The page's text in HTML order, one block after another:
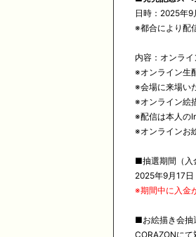
日時：2025年
※都合により配
内容：オンラ
※オンライン生
※会場に来場い
※オンライン絵
※配信は本人の
※オンラインお
■抽選期間（入
2025年9月17
※期間中に入金
■お絵描き会抽
CORAZONにて